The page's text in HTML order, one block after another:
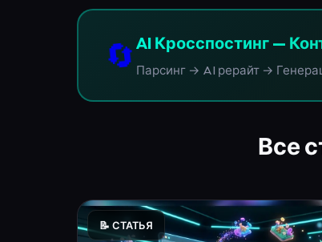
🔄AI Кросспостинг —
Парсинг → AI рерайт →
Все
📝 СТАТЬЯ